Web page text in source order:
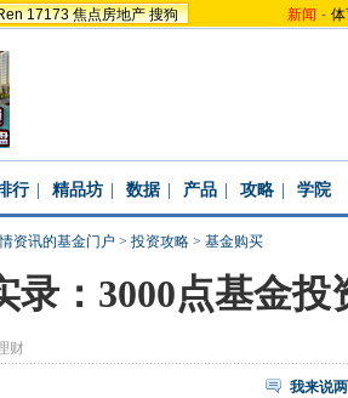
17173 焦点房地产 搜狗 新闻 -
行 精品坊 数据 产品 攻略 学院
资讯的基金门户 > 投资攻略 > 基金购买
录：3000点基金投
财
我来说